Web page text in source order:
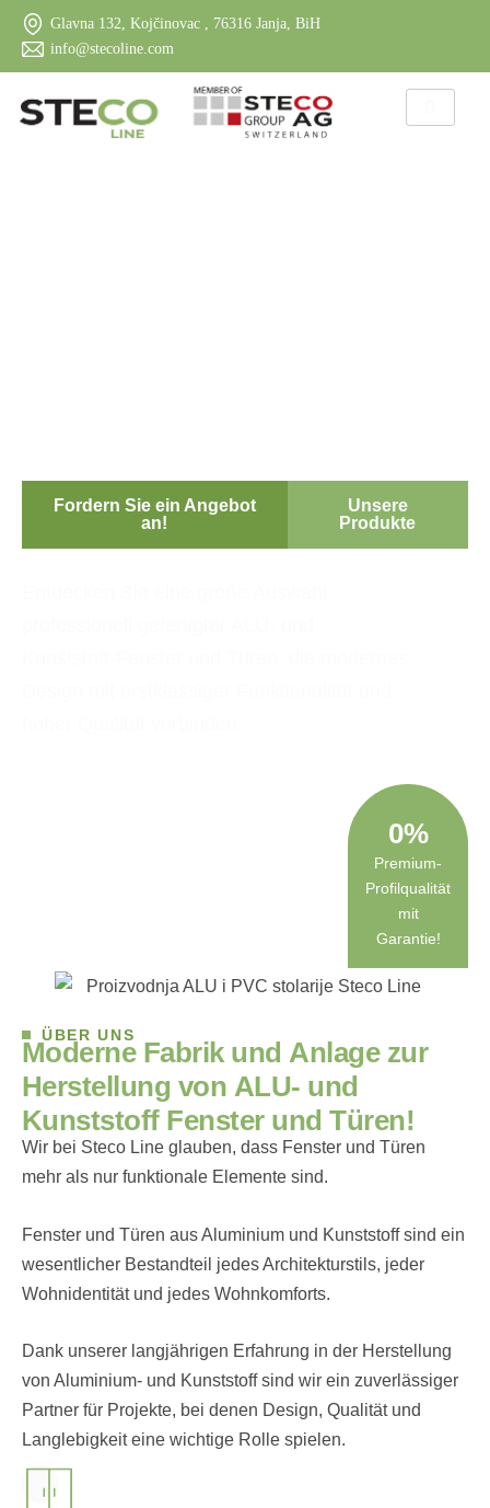
Glavna 132, Kojčinovac , 76316 Janja, BiH
info@stecoline.com
Fordern Sie ein Angebot
an!
Unsere
Produkte
Premium-
Profilqualität
mit
Garantie!
0%
ÜBER UNS
Moderne Fabrik und Anlage zur
Herstellung von ALU- und
Kunststoff Fenster und Türen!
Wir bei Steco Line glauben, dass Fenster und Türen
mehr als nur funktionale Elemente sind.
Fenster und Türen aus Aluminium und Kunststoff sind ein
wesentlicher Bestandteil jedes Architekturstils, jeder
Wohnidentität und jedes Wohnkomforts.
Dank unserer langjährigen Erfahrung in der Herstellung
von Aluminium- und Kunststoff sind wir ein zuverlässiger
Partner für Projekte, bei denen Design, Qualität und
Langlebigkeit eine wichtige Rolle spielen.